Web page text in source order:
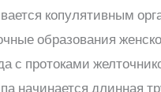
копулятивным
образования
с протоками
начинается длинная